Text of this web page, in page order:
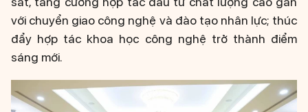
với chuyển giao công nghệ và đào tạo nhân lực; thúc
đẩy hợp tác khoa học công nghệ trở thành điểm
sáng mới.